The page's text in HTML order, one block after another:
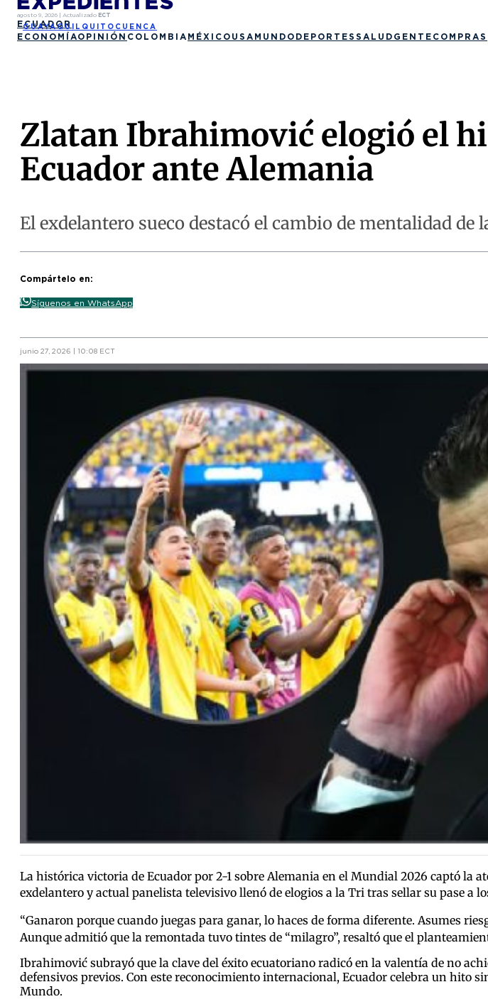
agosto 9, 2026 | Actualizado ECT
ECUADOR
GUAYAQUIL QUITO CUENCA
ECONOMÍAOPINIÓN COLOMBIA MÉXICO USA MUNDO DEPORTES SALUD GENTE COMPRAS
Zlatan Ibrahimović elogió el
Ecuador ante Alemania
El exdelantero sueco destacó el cambio de mentalidad de
Compártelo en:
Síguenos en WhatsApp
junio 27, 2026 | 10:08 ECT
La histórica victoria de Ecuador por 2-1 sobre Alemania en el Mundial 2026 captó la
exdelantero y actual panelista televisivo llenó de elogios a la Tri tras sellar su pase a
“Ganaron porque cuando juegas para ganar, lo haces de forma diferente. Asumes
Aunque admitió que la remontada tuvo tintes de “milagro”, resaltó que el
Ibrahimović subrayó que la clave del éxito ecuatoriano radicó en la valentía de no
defensivos previos. Con este reconocimiento internacional, Ecuador celebra un hito
Mundo.